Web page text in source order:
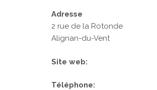
Adresse
2 rue de la Rotonde
Alignan-du-Vent
Site web:
Téléphone: